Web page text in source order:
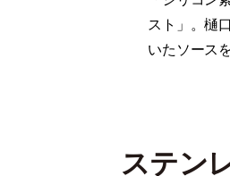
スト」。樋
いたソース
ステン